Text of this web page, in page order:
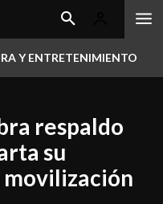
Y ENTRETENIMIENTO
respaldo
su